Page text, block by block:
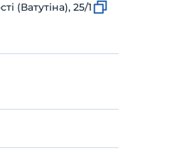
(Ватутіна), 25/1